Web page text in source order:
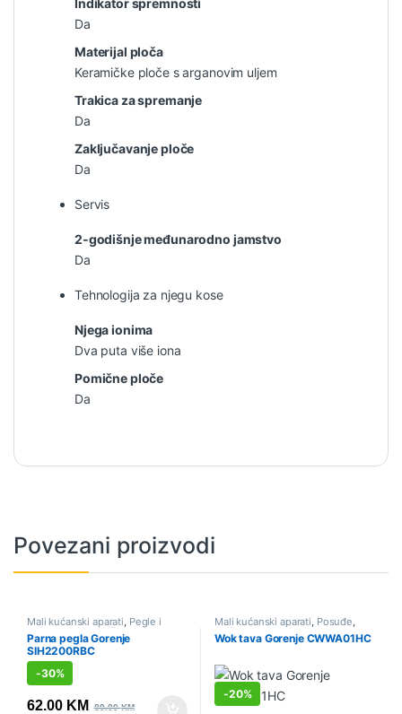
Indikator spremnosti
Da
Materijal ploča
Keramičke ploče s arganovim uljem
Trakica za spremanje
Da
Zaključavanje ploče
Da
Servis
2-godišnje međunarodno jamstvo
Da
Tehnologija za njegu kose
Njega ionima
Dva puta više iona
Pomične ploče
Da
Povezani proizvodi
Mali kućanski aparati, Pegle i
parne stanice ,Sniženo
Parna pegla Gorenje
SIH2200RBC
-30%
62.00 KM 89.00KM
Mali kućanski aparati, Posuđe,
Sniženo
Wok tava Gorenje CWWA01HC
-20%